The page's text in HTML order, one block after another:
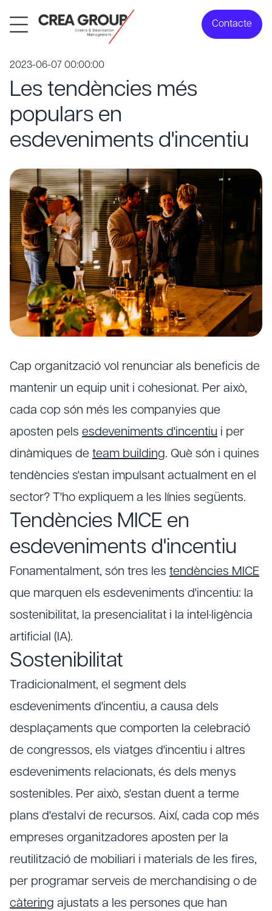
Contacte
2023-06-07 00:00:00
Les tendències més
populars en
esdeveniments d'incentiu
Cap organització vol renunciar als beneficis de
mantenir un equip unit i cohesionat. Per això,
cada cop són més les companyies que
aposten pels esdeveniments d'incentiu i per
dinàmiques de team building. Què són i quines
tendències s'estan impulsant actualment en el
sector? T'ho expliquem a les línies següents.
Tendències MICE en
esdeveniments d'incentiu
Fonamentalment, són tres les tendències MICE
que marquen els esdeveniments d'incentiu: la
sostenibilitat, la presencialitat i la intel·ligència
artificial (IA).
Sostenibilitat
Tradicionalment, el segment dels
esdeveniments d'incentiu, a causa dels
desplaçaments que comporten la celebració
de congressos, els viatges d'incentiu i altres
esdeveniments relacionats, és dels menys
sostenibles. Per això, s'estan duent a terme
plans d'estalvi de recursos. Així, cada cop més
empreses organitzadores aposten per la
reutilització de mobiliari i materials de les fires,
per programar serveis de merchandising o de
càtering ajustats a les persones que han